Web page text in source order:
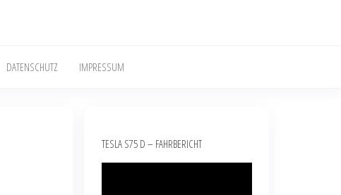
DATENSCHUTZ IMPRESSUM
TESLA S75 D – FAHRBERICHT